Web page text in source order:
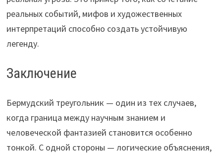
реальных событий, мифов и художественных
интерпретаций способно создать устойчивую
легенду.
Заключение
Бермудский треугольник — один из тех случаев,
когда граница между научным знанием и
человеческой фантазией становится особенно
тонкой. С одной стороны — логические объяснения,